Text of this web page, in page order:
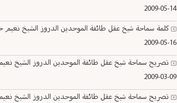
2009-05-14
كلمة سماحة شيخ عقل طائفة الموحدين الدروز الشيخ نعيم
2009-05-16
تصريح سماحة شيخ عقل طائفة الموحدين الدروز الشيخ
2009-03-09
تصريح سماحة شيخ عقل طائفة الموحدين الدروز الشيخ